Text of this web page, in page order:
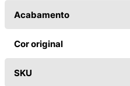
Acabamento
Cor original
SKU